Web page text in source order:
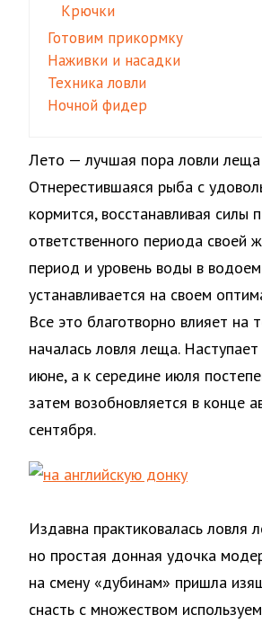
Крючки
Готовим прикормку
Наживки и насадки
Техника ловли
Ночной фидер
Лето — лучшая пора ловли
Отнерестившаяся рыба с
кормится, восстанавливая силы
ответственного периода своей
период и уровень воды в
устанавливается на своем
Все это благотворно влияет на
началась ловля леща.
июне, а к середине июля
затем возобновляется в конце
сентября.
Издавна практиковалась ловля
но простая донная удочка
на смену «дубинам» пришла
снасть с множеством